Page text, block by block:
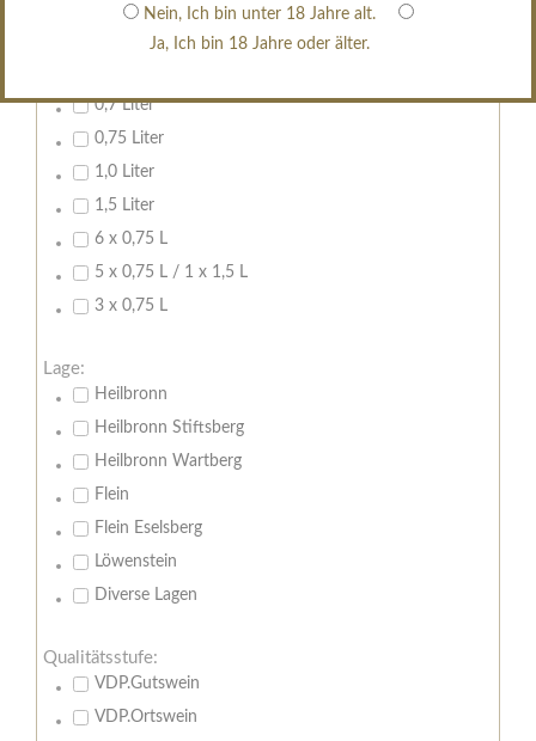
Nein, Ich bin unter 18 Jahre alt.
Ja, Ich bin 18 Jahre oder älter.
erfrischend, nicht zu süß
0,7 Liter
0,75 Liter
1,0 Liter
1,5 Liter
6 x 0,75 L
5 x 0,75 L / 1 x 1,5 L
3 x 0,75 L
Lage:
Heilbronn
Heilbronn Stiftsberg
Heilbronn Wartberg
Flein
Flein Eselsberg
Löwenstein
Diverse Lagen
Qualitätsstufe:
VDP.Gutswein
VDP.Ortswein